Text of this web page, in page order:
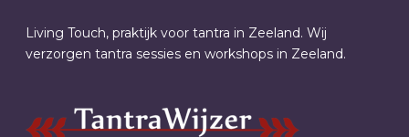
Living Touch, praktijk voor tantra in Zeeland. Wij
verzorgen tantra sessies en workshops in Zeeland.